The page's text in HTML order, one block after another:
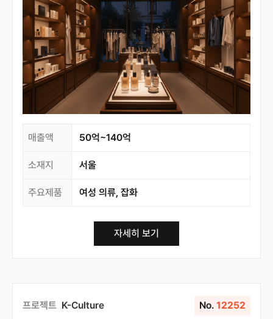
매출액 50억~140억
소재지 서울
주요제품 여성 의류, 잡화
자세히 보기
프로젝트 K-Culture No. 12252